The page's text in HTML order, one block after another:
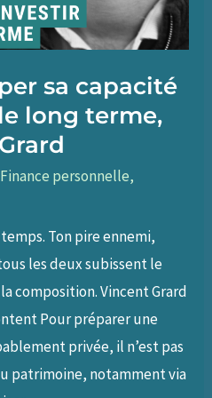
sa capacité
long terme,
Finance personnelle,
Ton pire ennemi,
les deux subissent le
composition. Vincent Grard
Pour préparer une
privée, il n’est pas
patrimoine, notamment via